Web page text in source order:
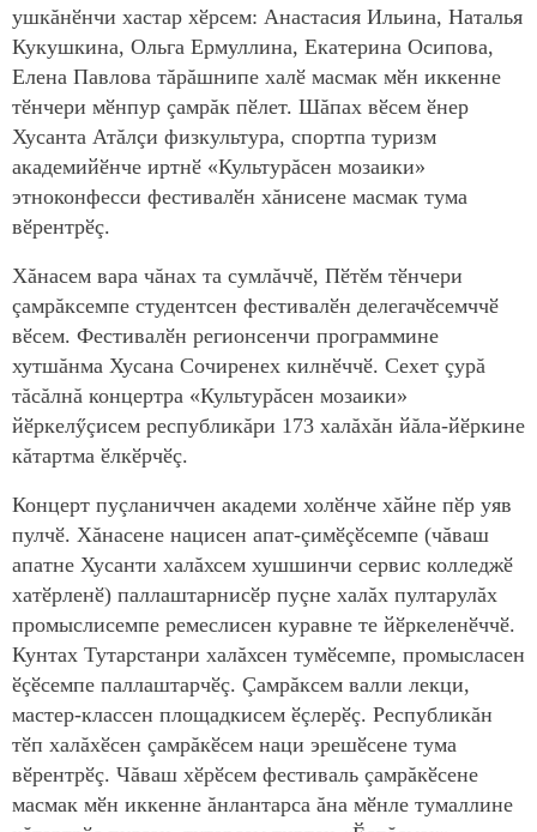
ушкăнӗнчи хастар хӗрсем: Анастасия Ильина, Наталья
Кукушкина, Ольга Ермуллина, Екатерина Осипова,
Елена Павлова тăрăшнипе халӗ масмак мӗн иккенне
тӗнчери мӗнпур çамрăк пӗлет. Шăпах вӗсем ӗнер
Хусанта Атăлçи физкультура, спортпа туризм
академийӗнче иртнӗ «Культурăсен мозаики»
этноконфесси фестивалӗн хăнисене масмак тума
вӗрентрӗç.
Хăнасем вара чăнах та сумлăччӗ, Пӗтӗм тӗнчери
çамрăксемпе студентсен фестивалӗн делегачӗсемччӗ
вӗсем. Фестивалӗн регионсенчи программине
хутшăнма Хусана Сочиренех килнӗччӗ. Сехет çурă
тăсăлнă концертра «Культурăсен мозаики»
йӗркелӳçисем республикăри 173 халăхăн йăла-йӗркине
кăтартма ӗлкӗрчӗç.
Концерт пуçланиччен академи холӗнче хăйне пӗр уяв
пулчӗ. Хăнасене нацисен апат-çимӗçӗсемпе (чăваш
апатне Хусанти халăхсем хушшинчи сервис колледжӗ
хатӗрленӗ) паллаштарнисӗр пуçне халăх пултарулăх
промыслисемпе ремеслисен куравне те йӗркеленӗччӗ.
Кунтах Тутарстанри халăхсен тумӗсемпе, промысласен
ӗçӗсемпе паллаштарчӗç. Çамрăксем валли лекци,
мастер-классен площадкисем ӗçлерӗç. Республикăн
тӗп халăхӗсен çамрăкӗсем наци эрешӗсене тума
вӗрентрӗç. Чăваш хӗрӗсем фестиваль çамрăкӗсене
масмак мӗн иккенне ăнлантарса ăна мӗнле тумаллине